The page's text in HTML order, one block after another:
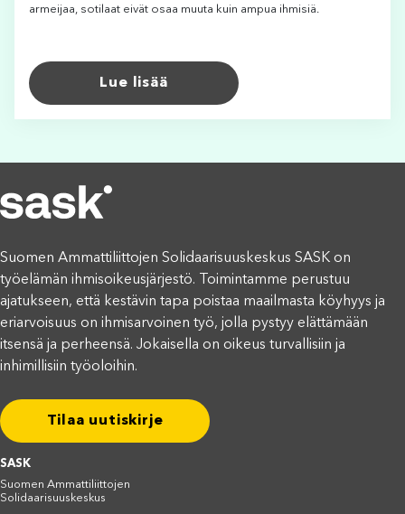
armeijaa, sotilaat eivät osaa muuta kuin ampua ihmisiä.
Lue lisää
Suomen Ammattiliittojen Solidaarisuuskeskus SASK on
työelämän ihmisoikeusjärjestö. Toimintamme perustuu
ajatukseen, että kestävin tapa poistaa maailmasta köyhyys ja
eriarvoisuus on ihmisarvoinen työ, jolla pystyy elättämään
itsensä ja perheensä. Jokaisella on oikeus turvallisiin ja
inhimillisiin työoloihin.
Tilaa uutiskirje
SASK
Suomen Ammattiliittojen
Solidaarisuuskeskus